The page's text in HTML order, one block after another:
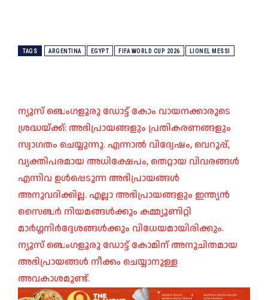
TAGS ARGENTINA EGYPT FIFA WORLD CUP 2026 LIONEL MESSI
ന്യൂസ് ബെംഗളൂരു ഡോട്ട് കോം വായനക്കാരുടെ
ശ്രദ്ധയ്ക്ക്: അഭിപ്രായങ്ങളും പ്രതികരണങ്ങളും
സ്വാഗതം ചെയ്യുന്നു. എന്നാൽ വിദ്വേഷം, വെറുപ്പ്,
വ്യക്തിപരമായ അധിക്ഷേപം, തെറ്റായ വിവരങ്ങൾ
എന്നിവ ഉൾപ്പെടുന്ന അഭിപ്രായങ്ങൾ
അനുവദിക്കില്ല. എല്ലാ അഭിപ്രായങ്ങളും ഇന്ത്യൻ
സൈബർ നിയമങ്ങൾക്കും കമ്മ്യൂണിറ്റി
മാർഗ്ഗനിർദ്ദേശങ്ങൾക്കും വിധേയമായിരിക്കും.
ന്യൂസ് ബെംഗളൂരു ഡോട്ട് കോമിന് അനുചിതമായ
അഭിപ്രായങ്ങൾ നീക്കം ചെയ്യാനുള്ള
അവകാശമുണ്ട്.